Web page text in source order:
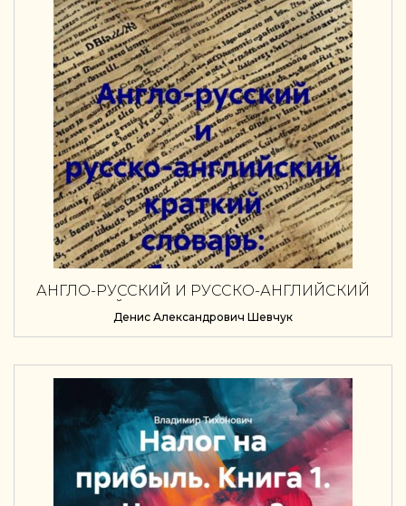
АНГЛО-РУССКИЙ И РУССКО-АНГЛИЙСКИЙ
Денис Александрович Шевчук